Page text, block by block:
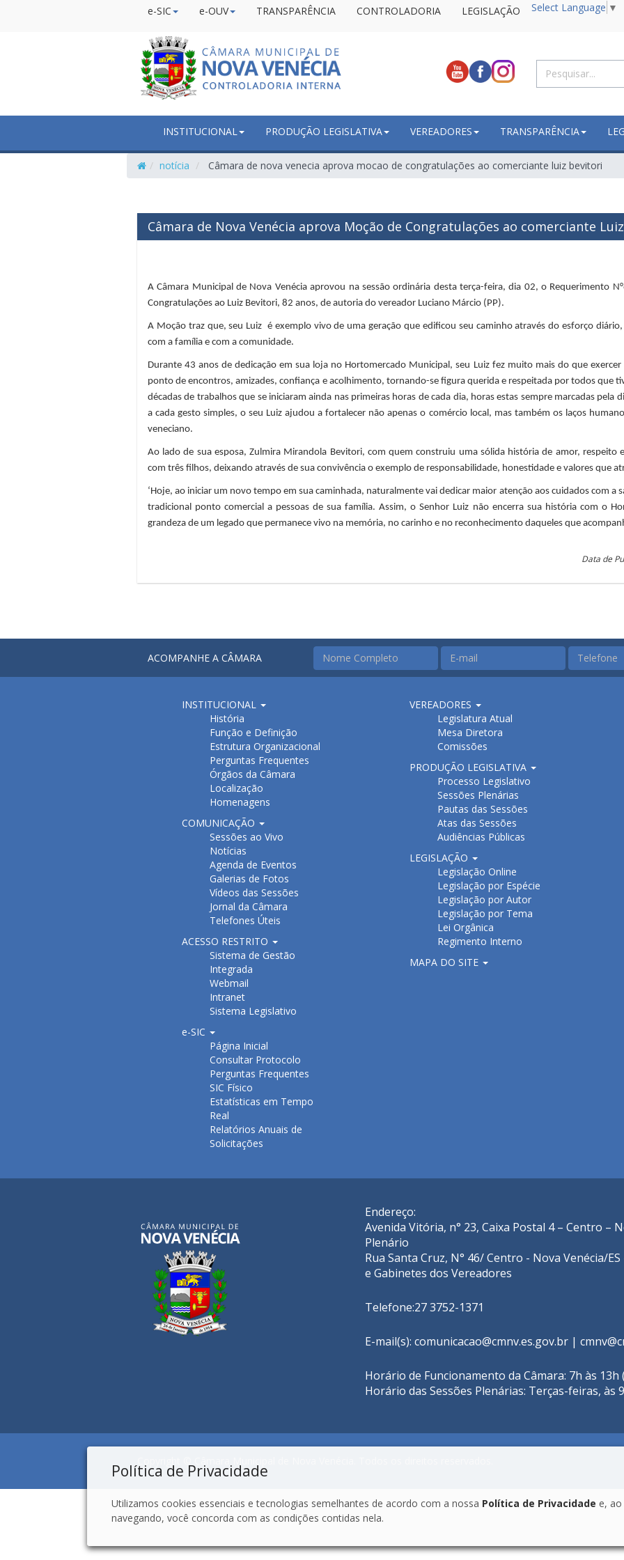
e-SIC e-OUV TRANSPARÊNCIA CONTROLADORIA LEGISLAÇÃO Select Language ▼
INSTITUCIONAL PRODUÇÃO LEGISLATIVA VEREADORES TRANSPARÊNCIA
notícia Câmara de nova venecia aprova mocao de congratulações ao comerciante luiz bevitori
Câmara de Nova Venécia aprova Moção de Congratulações ao comerciante
A Câmara Municipal de Nova Venécia aprovou na sessão ordinária desta terça-feira, dia 02, o Requerimento
Congratulações ao Luiz Bevitori, 82 anos, de autoria do vereador Luciano Márcio (PP).
A Moção traz que, seu Luiz é exemplo vivo de uma geração que edificou seu caminho através do esforço
com a família e com a comunidade.
Durante 43 anos de dedicação em sua loja no Hortomercado Municipal, seu Luiz fez muito mais do que
ponto de encontros, amizades, confiança e acolhimento, tornando-se figura querida e respeitada por todos que
décadas de trabalhos que se iniciaram ainda nas primeiras horas de cada dia, horas estas sempre marcadas pela
a cada gesto simples, o seu Luiz ajudou a fortalecer não apenas o comércio local, mas também os laços
veneciano.
Ao lado de sua esposa, Zulmira Mirandola Bevitori, com quem construiu uma sólida história de amor,
com três filhos, deixando através de sua convivência o exemplo de responsabilidade, honestidade e valores que
‘Hoje, ao iniciar um novo tempo em sua caminhada, naturalmente vai dedicar maior atenção aos cuidados com a
tradicional ponto comercial a pessoas de sua família. Assim, o Senhor Luiz não encerra sua história com o
grandeza de um legado que permanece vivo na memória, no carinho e no reconhecimento daqueles que
Data de
ACOMPANHE A CÂMARA
INSTITUCIONAL
História
Função e Definição
Estrutura Organizacional
Perguntas Frequentes
Órgãos da Câmara
Localização
Homenagens
COMUNICAÇÃO
Sessões ao Vivo
Notícias
Agenda de Eventos
Galerias de Fotos
Vídeos das Sessões
Jornal da Câmara
Telefones Úteis
ACESSO RESTRITO
Sistema de Gestão
Integrada
Webmail
Intranet
Sistema Legislativo
e-SIC
Página Inicial
Consultar Protocolo
Perguntas Frequentes
SIC Físico
Estatísticas em Tempo
Real
Relatórios Anuais de
Solicitações
VEREADORES
Legislatura Atual
Mesa Diretora
Comissões
PRODUÇÃO LEGISLATIVA
Processo Legislativo
Sessões Plenárias
Pautas das Sessões
Atas das Sessões
Audiências Públicas
LEGISLAÇÃO
Legislação Online
Legislação por Espécie
Legislação por Autor
Legislação por Tema
Lei Orgânica
Regimento Interno
MAPA DO SITE
Endereço:
Avenida Vitória, n° 23, Caixa Postal 4 – Centro –
Plenário
Rua Santa Cruz, N° 46/ Centro - Nova Venécia/
e Gabinetes dos Vereadores
Telefone:27 3752-1371
E-mail(s): comunicacao@cmnv.es.gov.br|
Horário de Funcionamento da Câmara: 7h às
Horário das Sessões Plenárias: Terças-feiras, às
Política de Privacidade
Utilizamos cookies essenciais e tecnologias semelhantes de acordo com a nossa Política de Privacidade e,
navegando, você concorda com as condições contidas nela.